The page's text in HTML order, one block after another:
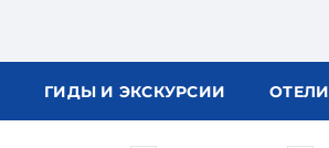
ГИДЫ И ЭКСКУРСИИ ОТЕЛИ